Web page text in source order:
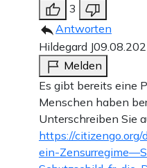
3
Antworten
Hildegard J
Melden
Es gibt bereits eine
Menschen haben
Unterschreiben Sie
https://
ein-